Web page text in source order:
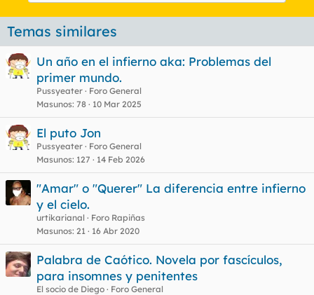
Temas similares
Un año en el infierno aka: Problemas del
primer mundo.
Pussyeater
Foro General
Masunos 78 10 Mar 2025
El puto Jon
Pussyeater
Foro General
Masunos 127 14 Feb 2026
"Amar" o "Querer" La diferencia entre infierno
y el cielo.
urtikarianal
Foro Rapiñas
Masunos 21 16 Abr 2020
Palabra de Caótico. Novela por fascículos,
para insomnes y penitentes
El socio de Diego
Foro General